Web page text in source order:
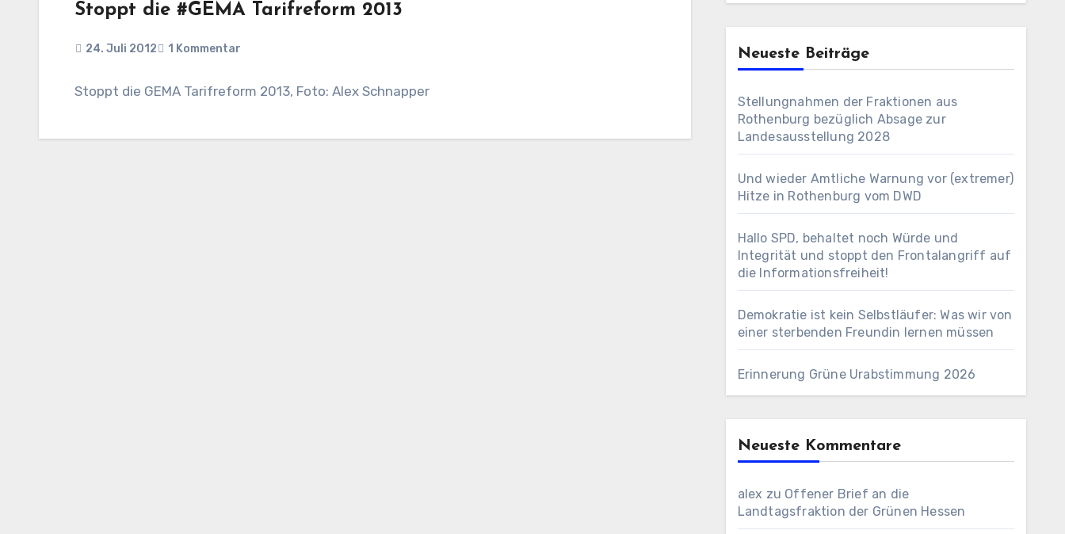
Stoppt die #GEMA Tarifreform 2013
24. Juli 2012 1 Kommentar
Stoppt die GEMA Tarifreform 2013, Foto: Alex Schnapper
Neueste Beiträge
Stellungnahmen der Fraktionen aus
Rothenburg bezüglich Absage zur
Landesausstellung 2028
Und wieder Amtliche Warnung vor (extremer)
Hitze in Rothenburg vom DWD
Hallo SPD, behaltet noch Würde und
Integrität und stoppt den Frontalangriff auf
die Informationsfreiheit!
Demokratie ist kein Selbstläufer: Was wir von
einer sterbenden Freundin lernen müssen
Erinnerung Grüne Urabstimmung 2026
Neueste Kommentare
alex zu Offener Brief an die
Landtagsfraktion der Grünen Hessen